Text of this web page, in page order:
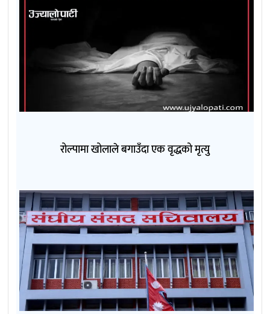
रोल्पामा खोलाले बगाउँदा एक वृद्धको मृत्यु